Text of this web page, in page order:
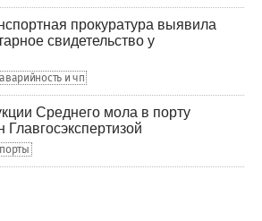
прокуратура выявила
свидетельство у
аварийность и чп
Среднего мола в порту
Главгосэкспертизой
порты